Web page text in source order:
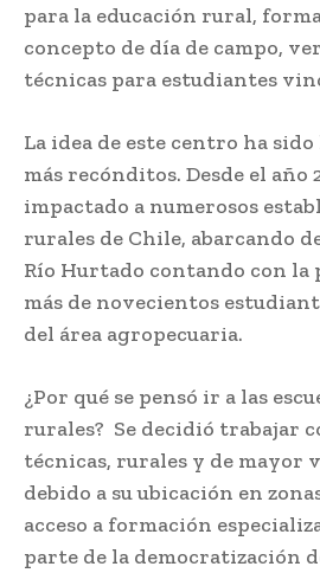
para la educación rural,
concepto de día de campo,
técnicas para estudiantes
La idea de este centro ha
más recónditos. Desde el año
impactado a numerosos
rurales de Chile, abarcando
Río Hurtado contando con
más de novecientos
del área agropecuaria.
¿Por qué se pensó ir a las
rurales? Se decidió trabajar
técnicas, rurales y de mayor
debido a su ubicación en
acceso a formación
parte de la democratización